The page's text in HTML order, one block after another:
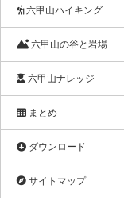
六甲山ハイキング
六甲山の谷と岩場
六甲山ナレッジ
まとめ
ダウンロード
サイトマップ